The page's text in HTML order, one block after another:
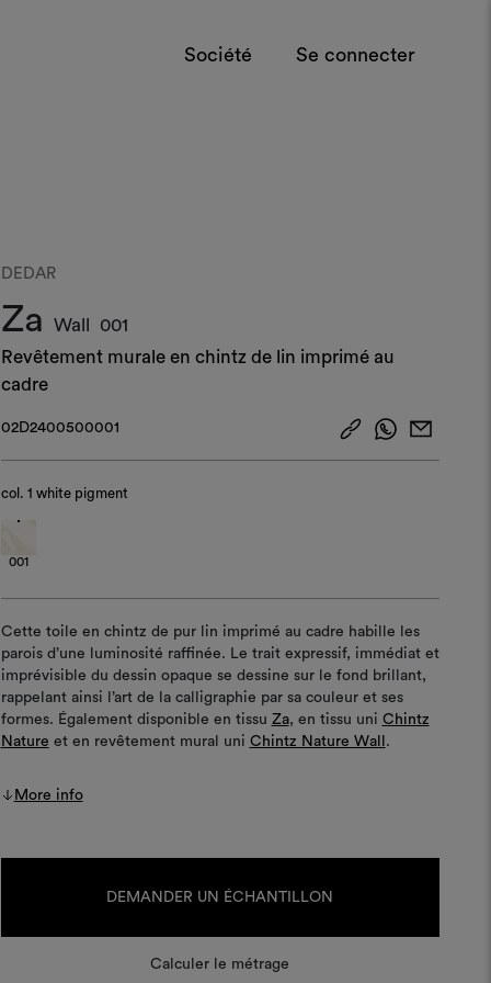
Société Se connecter
DEDAR
Za Wall
001
Revêtement murale en chintz de lin imprimé au
cadre
02D2400500001
col. 1 white pigment
001
Cette toile en chintz de pur lin imprimé au cadre habille les
parois d’une luminosité raffinée. Le trait expressif, immédiat et
imprévisible du dessin opaque se dessine sur le fond brillant,
rappelant ainsi l’art de la calligraphie par sa couleur et ses
formes. Également disponible en tissu Za, en tissu uni Chintz
Nature et en revêtement mural uni Chintz Nature Wall .
More info
DEMANDER UN ÉCHANTILLON
Calculer le métrage